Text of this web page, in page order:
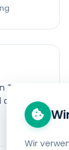
Textstile
aus, den
Wir